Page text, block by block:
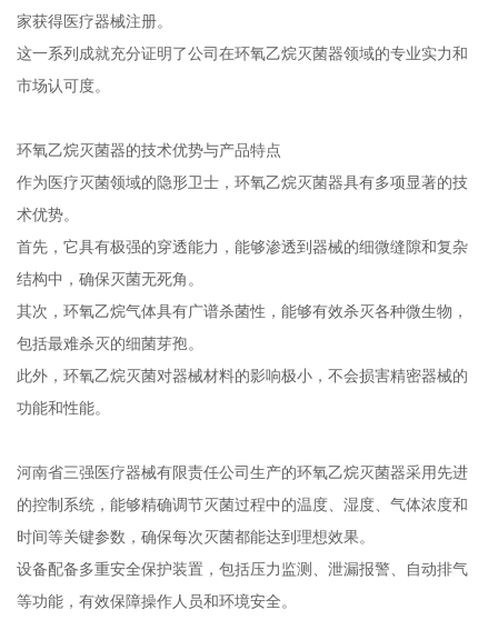
家获得医疗器械注册。
这一系列成就充分证明了公司在环氧乙烷灭菌器领域的专业实力和
市场认可度。
环氧乙烷灭菌器的技术优势与产品特点
作为医疗灭菌领域的隐形卫士，环氧乙烷灭菌器具有多项显著的技
术优势。
首先，它具有极强的穿透能力，能够渗透到器械的细微缝隙和复杂
结构中，确保灭菌无死角。
其次，环氧乙烷气体具有广谱杀菌性，能够有效杀灭各种微生物，
包括最难杀灭的细菌芽孢。
此外，环氧乙烷灭菌对器械材料的影响极小，不会损害精密器械的
功能和性能。
河南省三强医疗器械有限责任公司生产的环氧乙烷灭菌器采用先进
的控制系统，能够精确调节灭菌过程中的温度、湿度、气体浓度和
时间等关键参数，确保每次灭菌都能达到理想效果。
设备配备多重安全保护装置，包括压力监测、泄漏报警、自动排气
等功能，有效保障操作人员和环境安全。